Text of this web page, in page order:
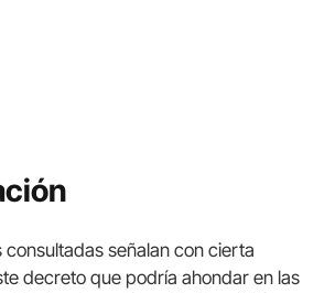
consultadas señalan con cierta
decreto que podría ahondar en las